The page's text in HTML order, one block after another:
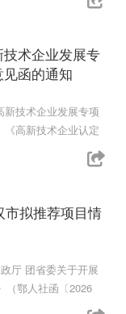
术企业发展专
函的通知
技术企业发展专项
高新技术企业认定
市拟推荐项目情
厅 团省委关于开展
（鄂人社函〔2026